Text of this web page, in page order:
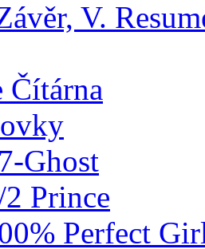
V.
Čítárna
Ghost
2 Prince
Perfect